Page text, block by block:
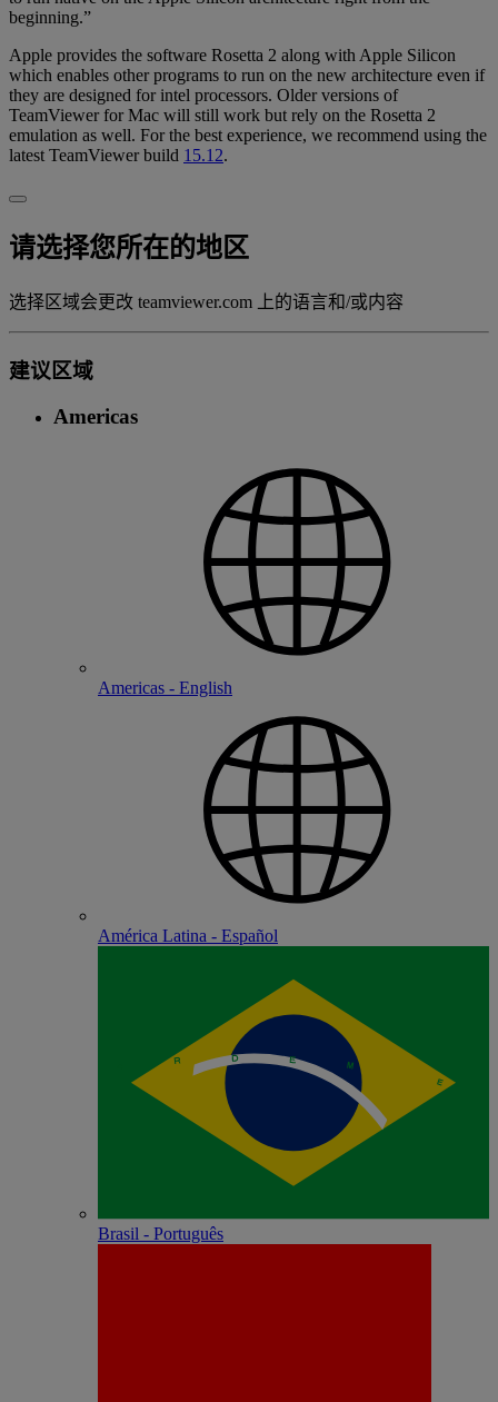
beginning.”
Apple provides the software Rosetta 2 along with Apple Silicon
which enables other programs to run on the new architecture even if
they are designed for intel processors. Older versions of
TeamViewer for Mac will still work but rely on the Rosetta 2
emulation as well. For the best experience, we recommend using the
latest TeamViewer build 15.12.
请选择您所在的地区
选择区域会更改 teamviewer.com 上的语言和/或内容
建议区域
Americas
Americas - English
América Latina - Español
Brasil - Português